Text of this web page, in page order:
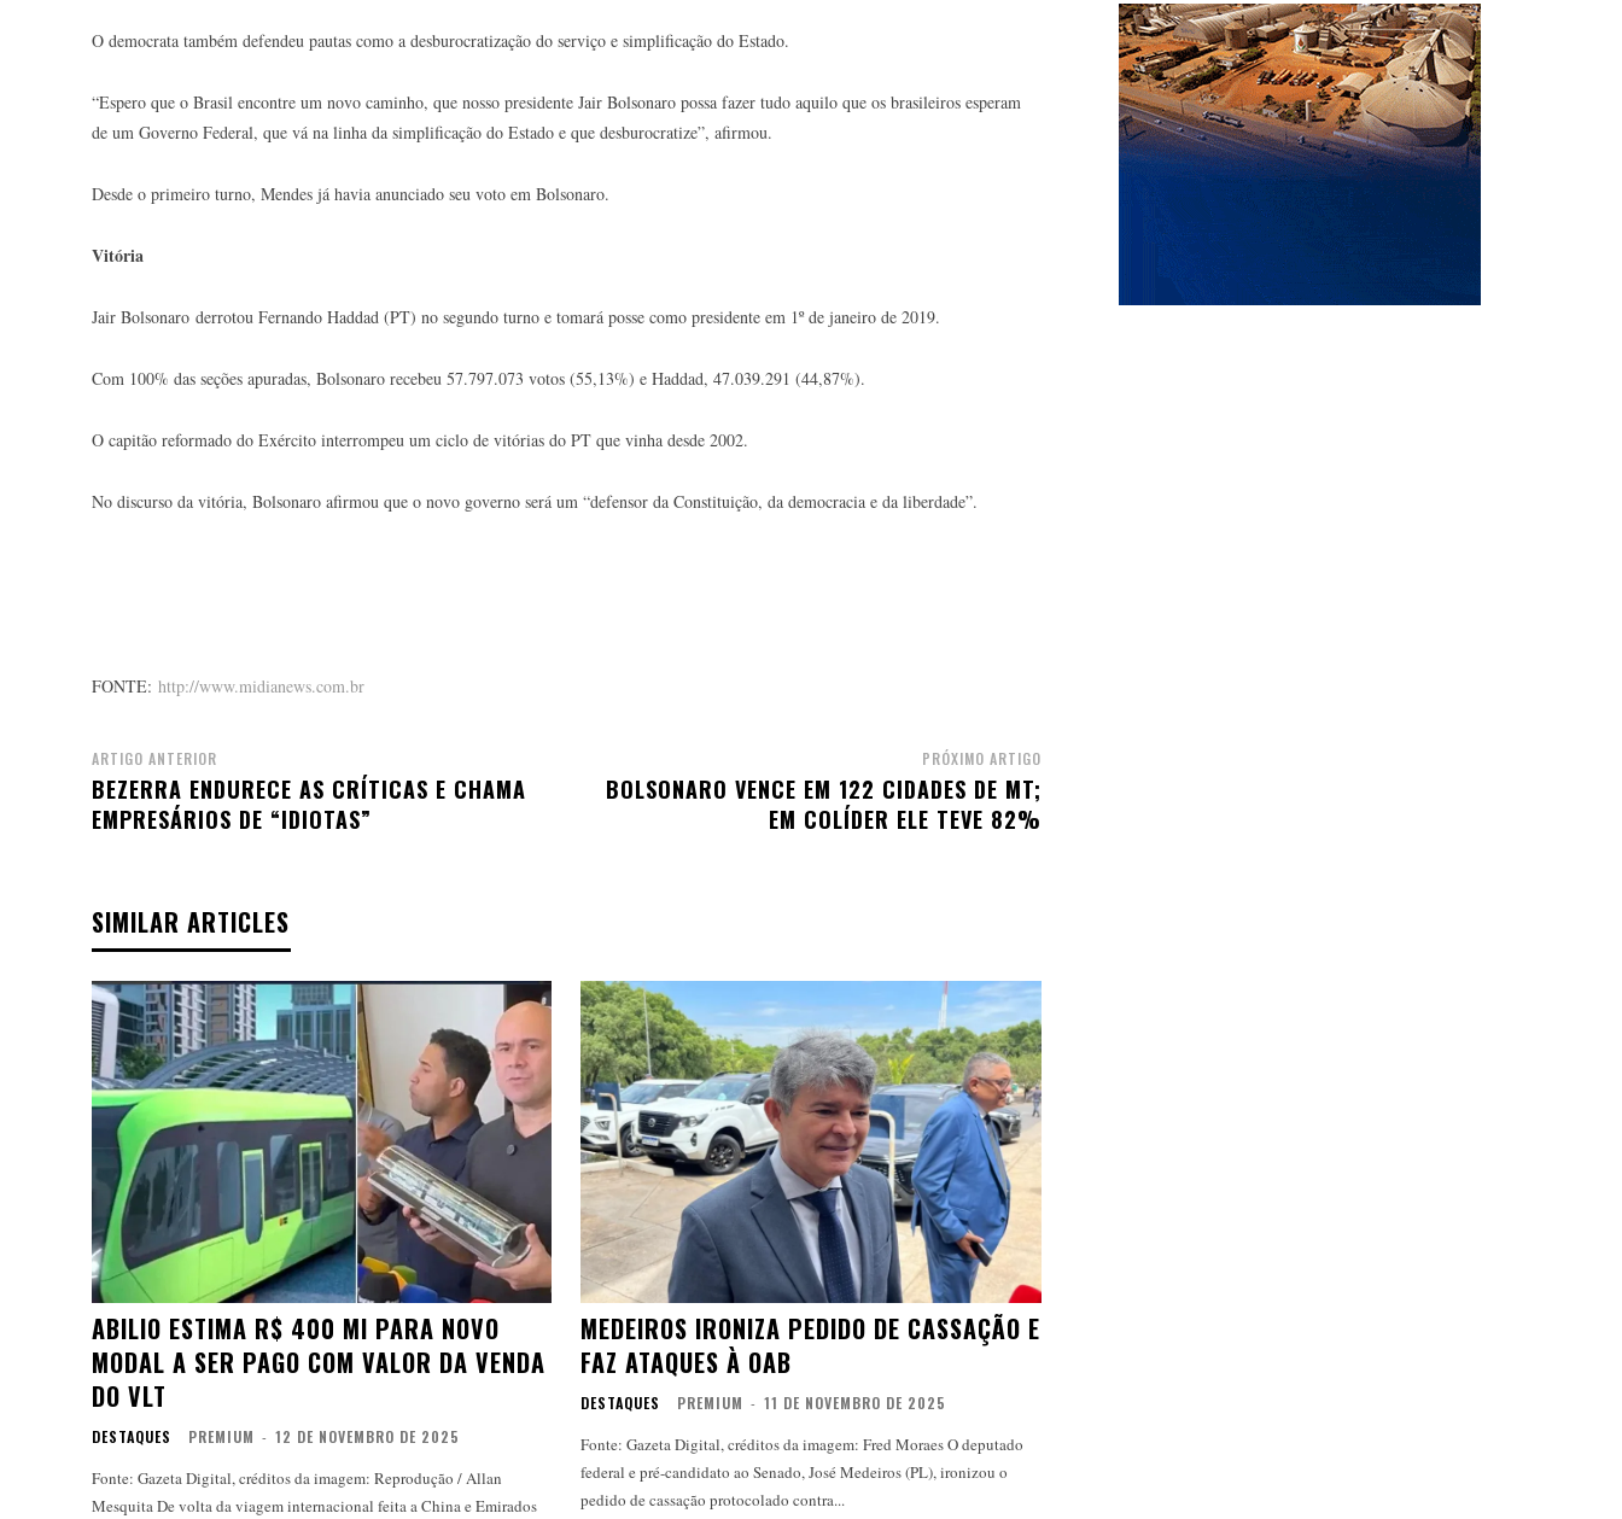
O democrata também defendeu pautas como a desburocratização do serviço e simplificação do Estado.
“Espero que o Brasil encontre um novo caminho, que nosso presidente Jair Bolsonaro possa fazer tudo aquilo que os brasileiros esperam
de um Governo Federal, que vá na linha da simplificação do Estado e que desburocratize”, afirmou.
Desde o primeiro turno, Mendes já havia anunciado seu voto em Bolsonaro.
Vitória
Jair Bolsonaro derrotou Fernando Haddad (PT) no segundo turno e tomará posse como presidente em 1º de janeiro de 2019.
Com 100% das seções apuradas, Bolsonaro recebeu 57.797.073 votos (55,13%) e Haddad, 47.039.291 (44,87%).
O capitão reformado do Exército interrompeu um ciclo de vitórias do PT que vinha desde 2002.
No discurso da vitória, Bolsonaro afirmou que o novo governo será um “defensor da Constituição, da democracia e da liberdade”.
FONTE: http://www.midianews.com.br
ARTIGO ANTERIOR
BEZERRA ENDURECE AS CRÍTICAS E CHAMA
EMPRESÁRIOS DE “IDIOTAS”
PRÓXIMO ARTIGO
BOLSONARO VENCE EM 122 CIDADES DE MT;
EM COLÍDER ELE TEVE 82%
SIMILAR ARTICLES
ABILIO ESTIMA R$ 400 MI PARA NOVO
MODAL A SER PAGO COM VALOR DA VENDA
DO VLT
DESTAQUES PREMIUM - 12 DE NOVEMBRO DE 2025
Fonte: Gazeta Digital, créditos da imagem: Reprodução / Allan
Mesquita De volta da viagem internacional feita a China e Emirados
MEDEIROS IRONIZA PEDIDO DE CASSAÇÃO E
FAZ ATAQUES À OAB
DESTAQUES PREMIUM - 11 DE NOVEMBRO DE 2025
Fonte: Gazeta Digital, créditos da imagem: Fred Moraes O deputado
federal e pré-candidato ao Senado, José Medeiros (PL), ironizou o
pedido de cassação protocolado contra...